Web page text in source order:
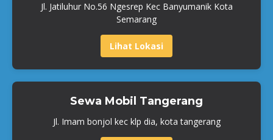
Jl. Jatiluhur No.56 Ngesrep Kec Banyumanik Kota
Semarang
Lihat Lokasi
Sewa Mobil Tangerang
Jl. Imam bonjol kec klp dia, kota tangerang